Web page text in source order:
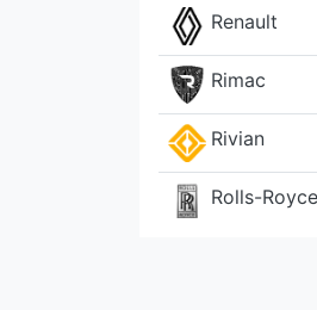
Renault
Rimac
Rivian
Rolls-Royce